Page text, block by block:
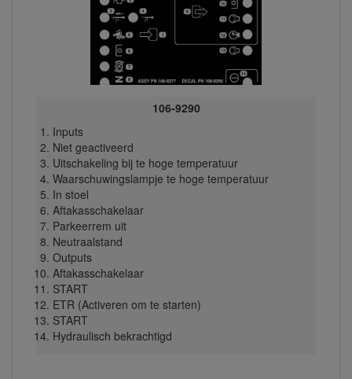
106-9290
Inputs
Niet geactiveerd
Uitschakeling bij te hoge temperatuur
Waarschuwingslampje te hoge temperatuur
In stoel
Aftakasschakelaar
Parkeerrem uit
Neutraalstand
Outputs
Aftakasschakelaar
START
ETR (Activeren om te starten)
START
Hydraulisch bekrachtigd